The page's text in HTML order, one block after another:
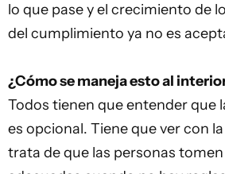
lo que pase y el crecimiento de
del cumplimiento ya no es
¿Cómo se maneja esto al
Todos tienen que entender que
es opcional. Tiene que ver con
trata de que las personas